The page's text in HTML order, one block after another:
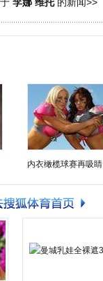
内衣橄榄球赛再吸睛